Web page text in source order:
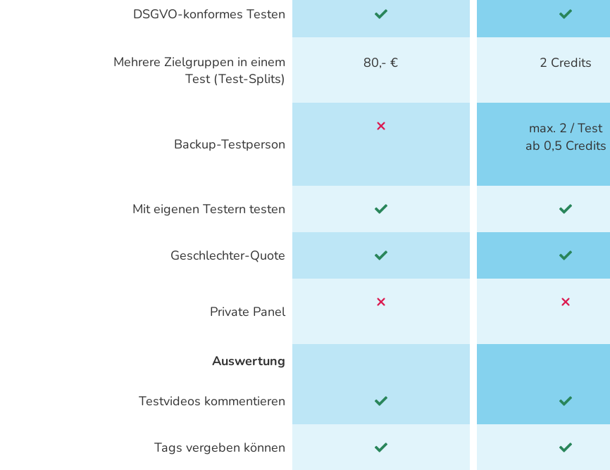
DSGVO-konformes Testen
Mehrere Zielgruppen in einem
Test (Test-Splits)
80,- € 2 Credits
Backup-Testperson
max. 2 / Test
ab 0,5 Credits
Mit eigenen Testern testen
Geschlechter-Quote
Private Panel
Auswertung
Testvideos kommentieren
Tags vergeben können